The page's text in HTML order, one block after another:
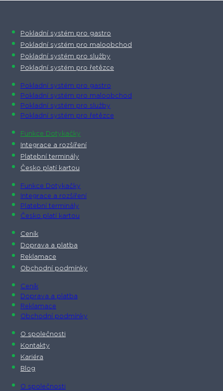
Pokladní systém pro gastro
Pokladní systém pro maloobchod
Pokladní systém pro služby
Pokladní systém pro řetězce
Pokladní systém pro gastro
Pokladní systém pro maloobchod
Pokladní systém pro služby
Pokladní systém pro řetězce
Funkce Dotykačky
Integrace a rozšíření
Platební terminály
Česko platí kartou
Funkce Dotykačky
Integrace a rozšíření
Platební terminály
Česko platí kartou
Ceník
Doprava a platba
Reklamace
Obchodní podmínky
Ceník
Doprava a platba
Reklamace
Obchodní podmínky
O společnosti​
Kontakty
Kariéra
Blog
O společnosti​